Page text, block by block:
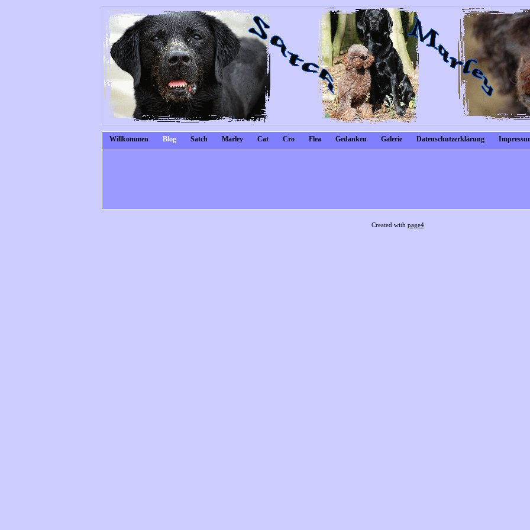
Willkommen Blog Satch Marley Cat Cro Flea Gedanken Galerie Datenschutzerklärung
Created with page4